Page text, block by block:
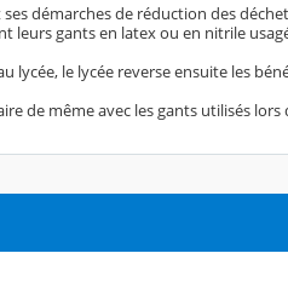
démarches de réduction des
leurs gants en latex ou en nitrile
lycée, le lycée reverse ensuite les
de même avec les gants utilisés lors